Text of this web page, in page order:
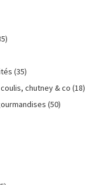
(35)
chutney & co (18)
(50)